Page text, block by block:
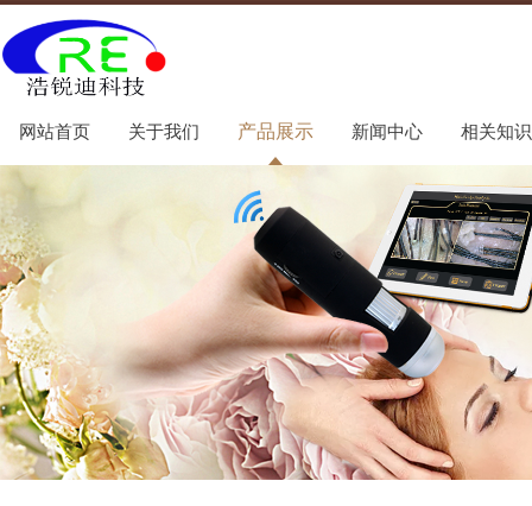
网站首页 关于我们 产品展示 新闻中心 相关知识